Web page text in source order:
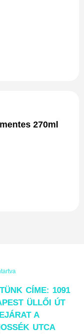
270ml
CÍME: 1091
ÜLLŐI ÚT
A
UTCA